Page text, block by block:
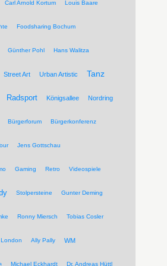
Carl Arnold Kortum Louis Baare
Foodsharing Bochum
Günther Pohl Hans Walitza
Street Art Urban Artistic Tanz
Radsport Königsallee Nordring
Bürgerforum Bürgerkonferenz
Jens Gottschau
Gaming Retro Videospiele
Stolpersteine Gunter Deming
Ronny Miersch Tobias Cosler
London Ally Pally WM
Michael Eckhardt Dr. Andreas Hüttl